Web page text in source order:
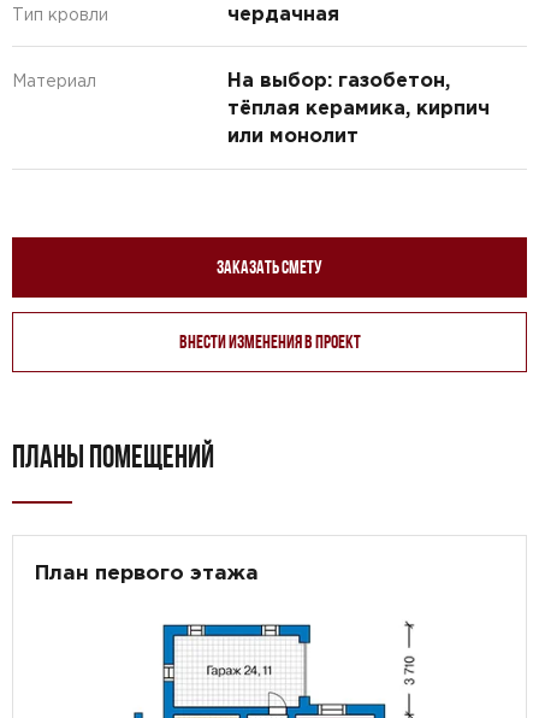
Тип кровли чердачная
Материал
На выбор: газобетон,
тёплая керамика, кирпич
или монолит
Заказать смету
Внести изменения в проект
ПЛАНЫ ПОМЕЩЕНИЙ
План первого этажа